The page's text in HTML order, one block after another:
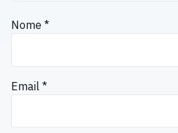
Nome *
Email *